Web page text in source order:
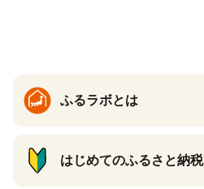
ふるラボとは
はじめてのふるさと納税